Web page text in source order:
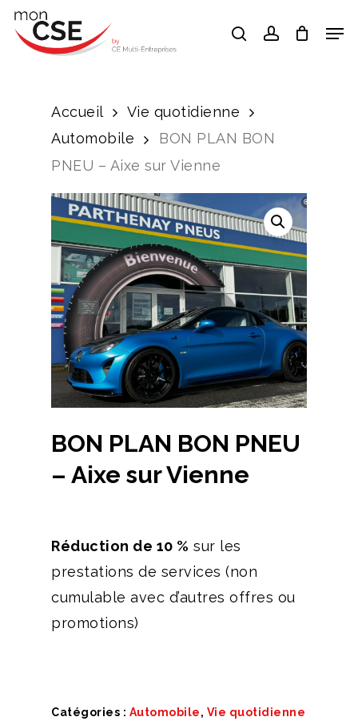
Skip
searchaccount
Accueil
Vie quotidienne
Automobile
BON PLAN BON
PNEU – Aixe sur Vienne
BON PLAN BON PNEU
– Aixe sur Vienne
Réduction de 10 % sur les
prestations de services (non
cumulable avec d’autres offres ou
promotions)
Catégories : Automobile, Vie quotidienne